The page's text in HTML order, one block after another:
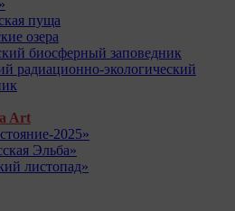
пуща
озера
биосферный заповедник
радиационно-экологический
Art
2025»
Эльба»
листопад»